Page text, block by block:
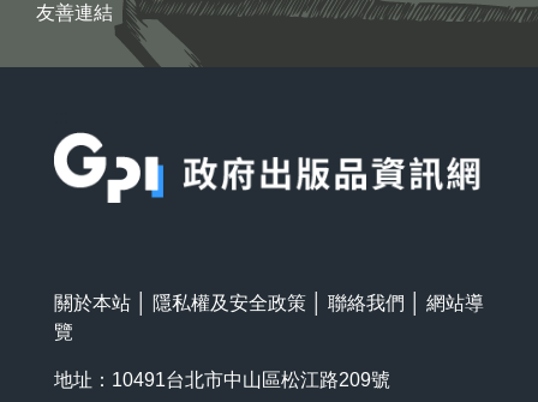
友善連結
關於本站 隱私權及安全政策 聯絡我們
網站導
覽
地址：10491台北市中山區松江路209號